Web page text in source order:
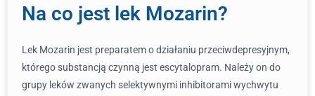
Na co jest lek Mozarin?
Lek Mozarin jest preparatem o działaniu przeciwdepresyjnym,
którego substancją czynną jest escytalopram. Należy on do
grupy leków zwanych selektywnymi inhibitorami wychwytu